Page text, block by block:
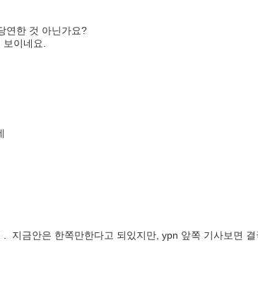
연한 것 아닌가요?
이네요.
지금안은 한쪽만한다고 되있지만, ypn 앞쪽 기사보면